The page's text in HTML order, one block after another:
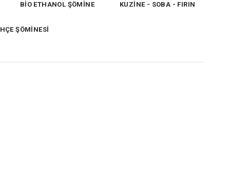
BİO ETHANOL ŞÖMİNE KUZİNE - SOBA - FIRIN
ŞÖMİNESİ